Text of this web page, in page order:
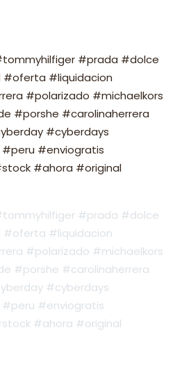
#prada #dolce
#liquidacion
#polarizado #michaelkors
#porshe #carolinaherrera
#cyberdays
#enviogratis
#ahora #original
#prada #dolce
#liquidacion
#polarizado #michaelkors
#porshe #carolinaherrera
#cyberdays
#enviogratis
#ahora #original